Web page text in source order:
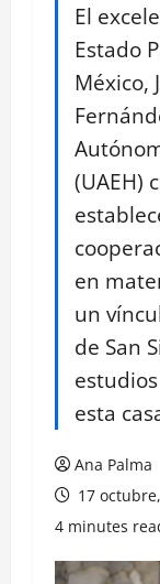
El
Estado
México,
(UAEH)
en
un
de San
esta
Ana Palma
17
4 minutes